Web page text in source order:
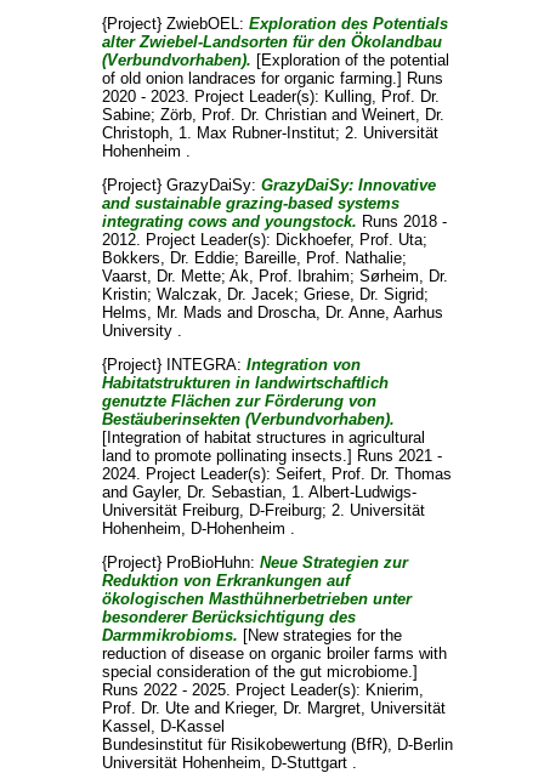
{Project} ZwiebOEL: Exploration des Potentials
alter Zwiebel-Landsorten für den Ökolandbau
(Verbundvorhaben). [Exploration of the potential
of old onion landraces for organic farming.] Runs
2020 - 2023. Project Leader(s): Kulling, Prof. Dr.
Sabine; Zörb, Prof. Dr. Christianand Weinert, Dr.
Christoph, 1. Max Rubner-Institut; 2. Universität
Hohenheim .
{Project} GrazyDaiSy: GrazyDaiSy: Innovative
and sustainable grazing-based systems
integrating cows and youngstock. Runs 2018 -
2012. Project Leader(s): Dickhoefer, Prof. Uta;
Bokkers, Dr. Eddie; Bareille, Prof. Nathalie;
Vaarst, Dr. Mette; Ak, Prof. Ibrahim; Sørheim, Dr.
Kristin; Walczak, Dr. Jacek; Griese, Dr. Sigrid;
Helms, Mr. Mads and Droscha, Dr. Anne, Aarhus
University .
{Project} INTEGRA: Integration von
Habitatstrukturen in landwirtschaftlich
genutzte Flächen zur Förderung von
Bestäuberinsekten (Verbundvorhaben).
[Integration of habitat structures in agricultural
land to promote pollinating insects.] Runs 2021 -
2024. Project Leader(s): Seifert, Prof. Dr. Thomas
and Gayler, Dr. Sebastian, 1. Albert-Ludwigs-
Universität Freiburg, D-Freiburg; 2. Universität
Hohenheim, D-Hohenheim .
{Project} ProBioHuhn: Neue Strategien zur
Reduktion von Erkrankungen auf
ökologischen Masthühnerbetrieben unter
besonderer Berücksichtigung des
Darmmikrobioms. [New strategies for the
reduction of disease on organic broiler farms with
special consideration of the gut microbiome.]
Runs 2022 - 2025. Project Leader(s): Knierim,
Prof. Dr. Uteand Krieger, Dr. Margret, Universität
Kassel, D-Kassel
Bundesinstitut für Risikobewertung (BfR), D-Berlin
Universität Hohenheim, D-Stuttgart .